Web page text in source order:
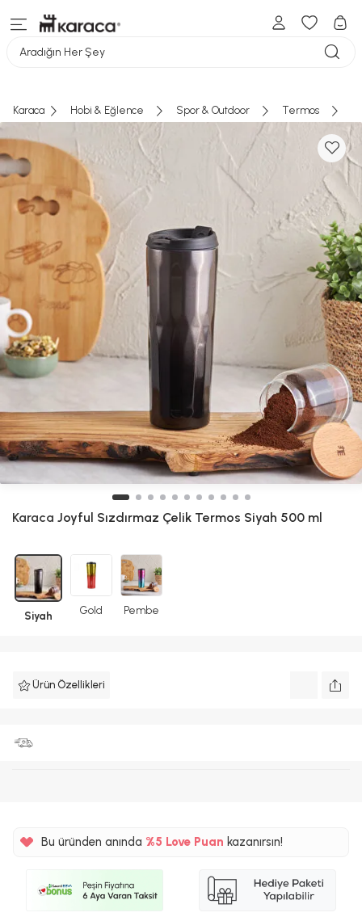
Aradığın Her Şey
Karaca Hobi & Eğlence Spor & Outdoor Termos
Karaca Joyful Sızdırmaz Çelik Termos Siyah 500 ml
Siyah Gold Pembe
Ürün Özellikleri
Bu üründen anında %5
%5
Love Puan kazanırsın!